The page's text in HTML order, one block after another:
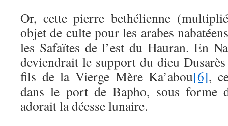
Or, cette pierre bethélienne
objet de culte pour les arabes
les Safaïtes de l’est du Hauran. En
deviendrait le support du dieu
fils de la Vierge Mère Ka’abou[6],
dans le port de Bapho, sous forme
adorait la déesse lunaire.